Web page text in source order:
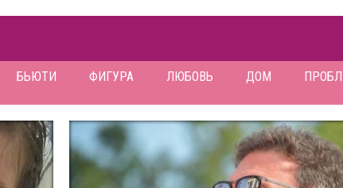
БЬЮТИ ФИГУРА ЛЮБОВЬ ДОМ